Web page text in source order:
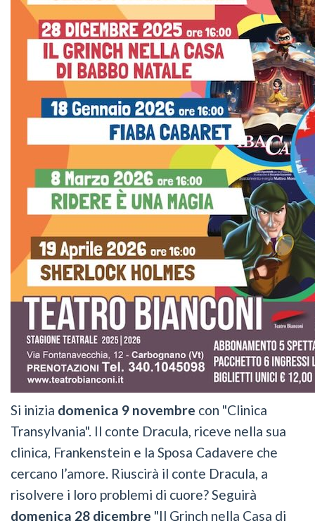
Si inizia domenica 9 novembre con "Clinica
Transylvania". Il conte Dracula, riceve nella sua
clinica, Frankenstein e la Sposa Cadavere che
cercano l’amore. Riuscirà il conte Dracula, a
risolvere i loro problemi di cuore? Seguirà
domenica 28 dicembre "Il Grinch nella Casa di